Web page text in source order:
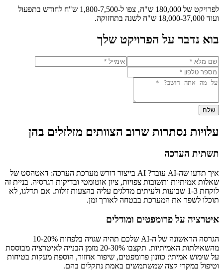
לפרויקט של 180,000 ש"ח, צפו ל-1,800-7,500 ש"ח לחודש בתפעול
ועוד 18,000-37,000 ש"ח לשנה בתחזוקה.
בוא נדבר על הפרויקט שלך
שלח
עלויות נסתרות שרוב הצוותים מזלזלים בהן
תשתית הערכה
איך תדעו שה-AI עובד? AI בייצור דורש מערכת הערכה: דאטהסט של
שאלות אמיתיות ותשובות צפויות, ציון אוטומטי ובדיקות רגרסיה. בניית זה
לוקחת 1-3 שבועות ולעיתים מדלגים עליה בהצעות זולות. אם תדלגו, לא
תוכלו לשפר את המערכת בבטחה לאורך זמן.
איטרציה על פרומפטים ומודלים
הגרסה הראשונה של ה-AI שלכם תהיה שגויה בלפחות 10-20%
מהשאילתות האמיתיות. תקצבו 20-30% מזמן הבנייה לאיטרציה מבוססת
על שימוש אמיתי: כוונון פרומפטים, שיפור אחזור, הוספת מעקות בטיחות
וטיפול במקרי קצה שמשתמשים באמת נתקלים בהם.